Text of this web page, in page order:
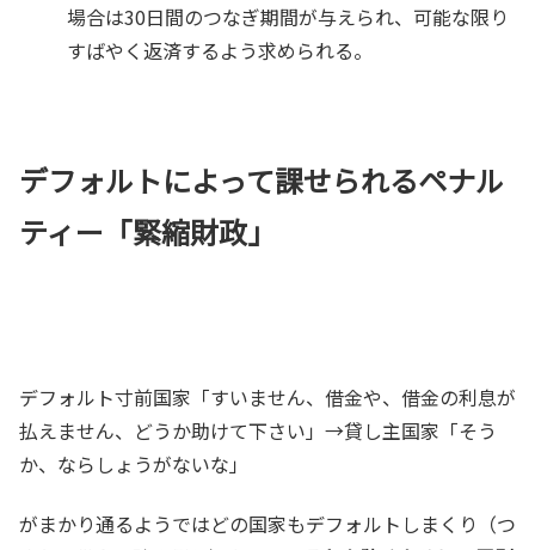
場合は30日間のつなぎ期間が与えられ、可能な限り
すばやく返済するよう求められる。
デフォルトによって課せられるペナル
ティー「緊縮財政」
デフォルト寸前国家「すいません、借金や、借金の利息が
払えません、どうか助けて下さい」→貸し主国家「そう
か、ならしょうがないな」
がまかり通るようではどの国家もデフォルトしまくり（つ